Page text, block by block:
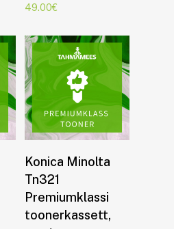
49.00€
Konica Minolta
Tn321
Premiumklassi
toonerkassett,